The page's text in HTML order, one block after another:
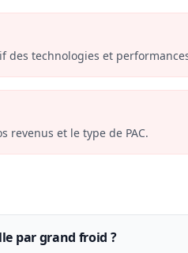
des technologies et
revenus et le type de PAC.
par grand froid ?